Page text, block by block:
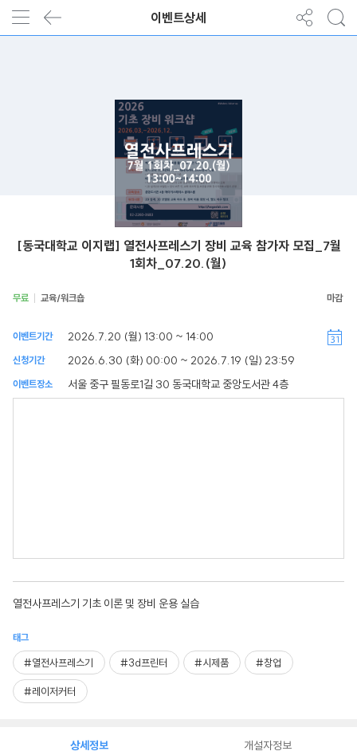
이벤트상세
[동국대학교 이지랩] 열전사프레스기 장비 교육 참가자 모집_7월
1회차_07.20.(월)
무료 교육/워크숍
이벤트기간 2026.7.20 (월) 13:00 ~ 14:00
신청기간 2026.6.30 (화) 00:00 ~ 2026.7.19 (일) 23:59
이벤트장소 서울 중구 필동로1길 30 동국대학교 중앙도서관 4층
열전사프레스기 기초 이론 및 장비 운용 실습
태그
#열전사프레스기 #3d프린터 #시제품 #창업
#레이저커터
상세정보 개설자정보